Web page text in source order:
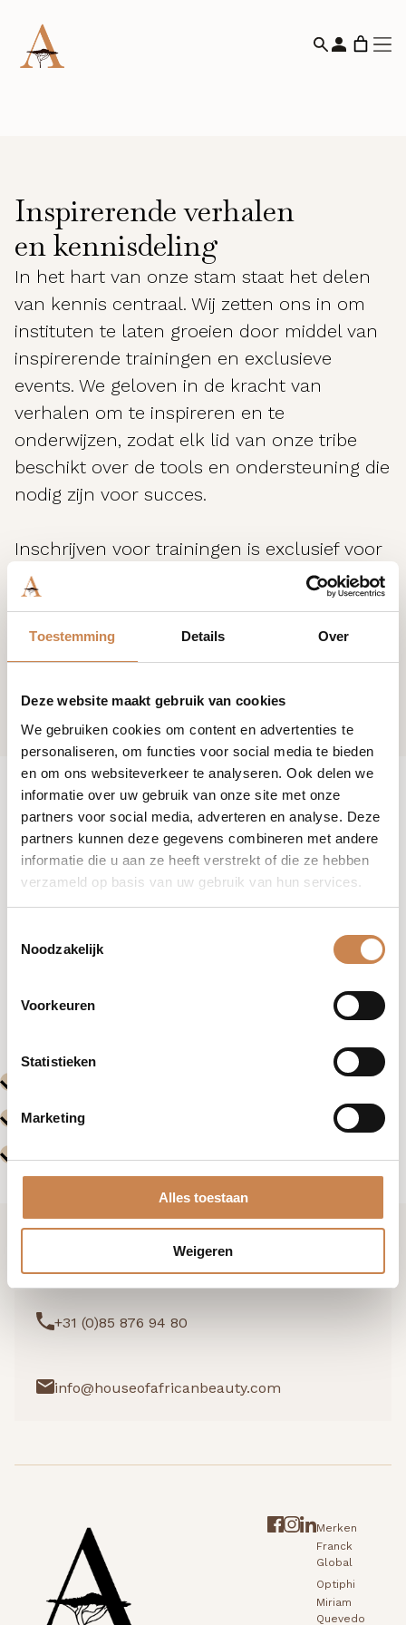
Toestemming Details Over
Deze website maakt gebruik van cookies
We gebruiken cookies om content en advertenties te
personaliseren, om functies voor social media te bieden
en om ons websiteverkeer te analyseren. Ook delen we
informatie over uw gebruik van onze site met onze
partners voor social media, adverteren en analyse. Deze
partners kunnen deze gegevens combineren met andere
informatie die u aan ze heeft verstrekt of die ze hebben
verzameld op basis van uw gebruik van hun services.
Noodzakelijk
Voorkeuren
Statistieken
Marketing
Alles toestaan
Weigeren
Inspirerende verhalen
en kennisdeling
In het hart van onze stam staat het delen
van kennis centraal. Wij zetten ons in om
instituten te laten groeien door middel van
inspirerende trainingen en exclusieve
events. We geloven in de kracht van
verhalen om te inspireren en te
onderwijzen, zodat elk lid van onze tribe
beschikt over de tools en ondersteuning die
nodig zijn voor succes.
Inschrijven voor trainingen is exclusief voor
klanten van House of African Beauty. Ben je
nog geen klant? Neem contact met ons op
en join the tribe.
Evenementen
Volgende
Ik wil graag kennismaken
+31 (0)85 876 94 80
info@houseofafricanbeauty.com
Merken
Franck
Global
Optiphi
Miriam
Quevedo